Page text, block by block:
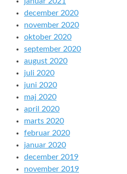
december 2020
november 2020
oktober 2020
september 2020
august 2020
juli 2020
juni 2020
maj 2020
april 2020
marts 2020
februar 2020
januar 2020
december 2019
november 2019